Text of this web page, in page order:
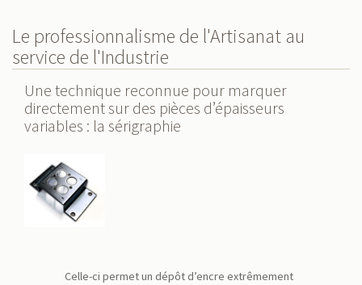
Le professionnalisme de l'Artisanat au
service de l'Industrie
Une technique reconnue pour marquer
directement sur des pièces d’épaisseurs
variables : la sérigraphie
Celle-ci permet un dépôt d’encre extrêmement